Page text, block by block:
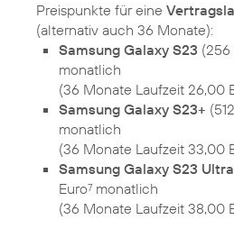
Preispunkte für eine
Samsung Galaxy S23 (256
monatlich
(36 Monate Laufzeit 26,00
Samsung Galaxy S23+
monatlich
(36 Monate Laufzeit 33,00
Samsung Galaxy S23 Ultra
Euro7 monatlich
(36 Monate Laufzeit 38,00